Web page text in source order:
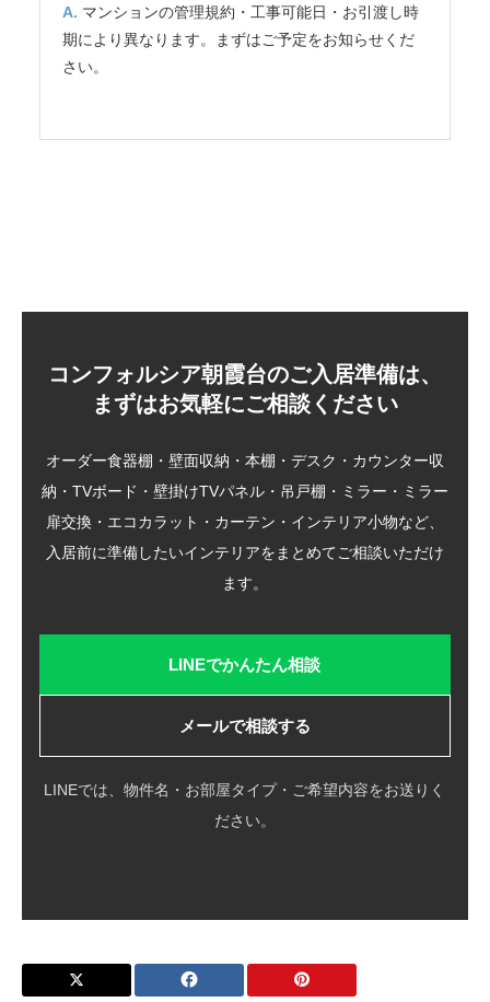
マンションの管理規約・工事可能日・お引渡し時
期により異なります。まずはご予定をお知らせくだ
さい。
コンフォルシア朝霞台のご入居準備は、
まずはお気軽にご相談ください
オーダー食器棚・壁面収納・本棚・デスク・カウンター収
納・TVボード・壁掛けTVパネル・吊戸棚・ミラー・ミラー
扉交換・エコカラット・カーテン・インテリア小物など、
入居前に準備したいインテリアをまとめてご相談いただけ
ます。
LINEでかんたん相談
メールで相談する
LINEでは、物件名・お部屋タイプ・ご希望内容をお送りく
ださい。